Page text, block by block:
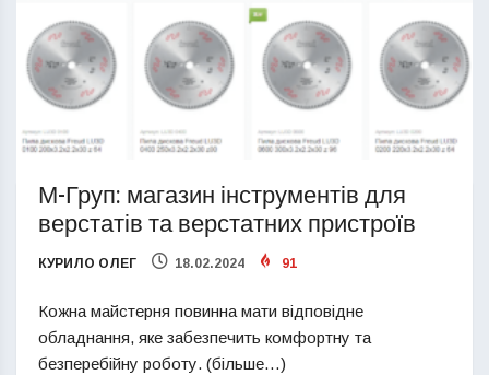
М-Груп: магазин інструментів для
верстатів та верстатних пристроїв
КУРИЛО ОЛЕГ 18.02.2024 91
Кожна майстерня повинна мати відповідне
обладнання, яке забезпечить комфортну та
безперебійну роботу. (більше…)